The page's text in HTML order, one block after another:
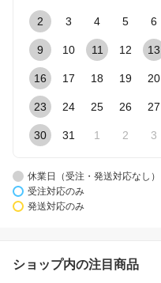
2 3 4 5 6
9 10 11 12 13
16 17 18 19 20
23 24 25 26 27
30 31 1 2 3
休業日（受注・発送対応なし）
受注対応のみ
発送対応のみ
ショップ内の注目商品